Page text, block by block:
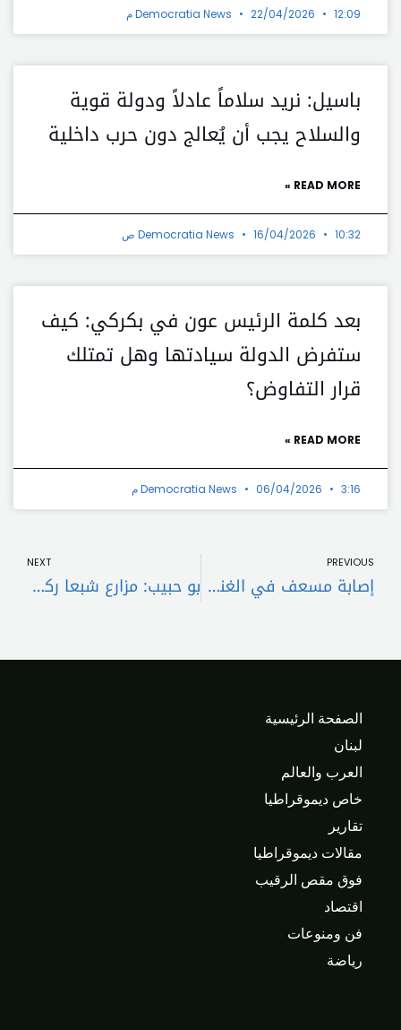
Democratia News 22/04/2026 12:09 م
باسيل: نريد سلاماً عادلاً ودولة قوية
والسلاح يجب أن يُعالج دون حرب داخلية
READ MORE »
Democratia News 16/04/2026 10:32 ص
بعد كلمة الرئيس عون في بكركي: كيف
ستفرض الدولة سيادتها وهل تمتلك
قرار التفاوض؟
READ MORE »
Democratia News 06/04/2026 3:16 م
PREVIOUS
إصابة مسعف في الغندورية
NEXT
بو حبيب: مزارع شبعا ركن أساسي في الحلّ الشامل
الصفحة الرئيسية
لبنان
العرب والعالم
خاص ديموقراطيا
تقارير
مقالات ديموقراطيا
فوق مقص الرقيب
اقتصاد
فن ومنوعات
رياضة